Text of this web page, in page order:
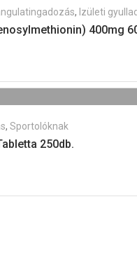
, Izületi
400mg
,Sportolóknak
250db.